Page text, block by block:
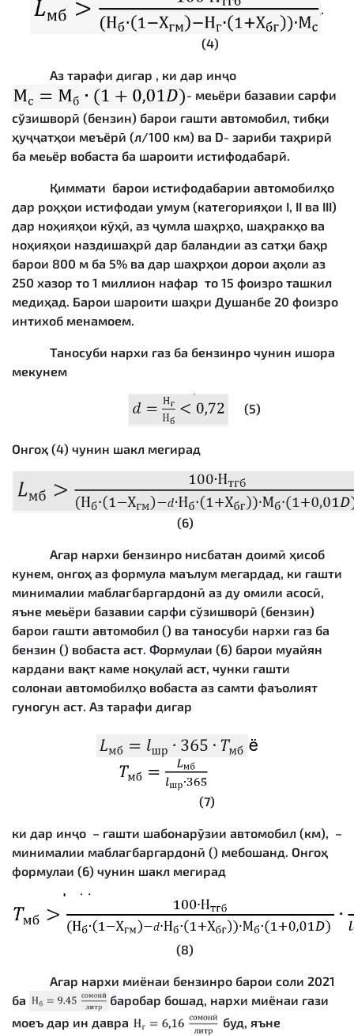
.
(4)
Аз тарафи дигар , ки дар инҷо
- меьёри базавии сарфи
сўзишворӣ (бензин) барои гашти автомобил, тибқи
ҳуҷҷатҳои меъёрӣ (л/100 км) ва D- зариби таҳрирӣ
ба меьёр вобаста ба шароити истифодабарӣ.
Қиммати барои истифодабарии автомобилҳо
дар роҳҳои истифодаи умум (категорияҳои I, II ва III)
дар ноҳияҳои кӯҳӣ, аз ҷумла шаҳрҳо, шаҳракҳо ва
ноҳияҳои наздишаҳрӣ дар баландии аз сатҳи баҳр
барои 800 м ба 5% ва дар шаҳрҳои дорои аҳоли аз
250 хазор то 1 миллион нафар то 15 фоизро ташкил
медиҳад. Барои шароити шаҳри Душанбе 20 фоизро
интихоб менамоем.
Таносуби нархи газ ба бензинро чунин ишора
мекунем
(5)
Онгоҳ (4) чунин шакл мегирад
(6)
Агар нархи бензинро нисбатан доимӣ ҳисоб
кунем, онгоҳ аз формула маълум мегардад, ки гашти
минималии маблағбаргардонӣ аз ду омили асосӣ,
яъне меьёри базавии сарфи сўзишворӣ (бензин)
барои гашти автомобил () ва таносуби нархи газ ба
бензин () вобаста аст. Формулаи (6) барои муайян
кардани вақт каме ноқулай аст, чунки гашти
солонаи автомобилҳо вобаста аз самти фаъолият
гуногун аст. Аз тарафи дигар
(7)
ки дар инҷо – гашти шабонарӯзии автомобил (км), –
минималии маблағбаргардонӣ () мебошанд. Онгоҳ
формулаи (6) чунин шакл мегирад
(8)
Агар нархи миёнаи бензинро барои соли 2021
ба
баробар бошад, нархи миёнаи гази
моеъ дар ин давра
буд, яъне